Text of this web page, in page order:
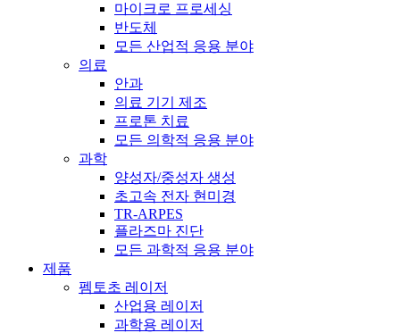
마이크로 프로세싱
반도체
모든 산업적 응용 분야
의료
안과
의료 기기 제조
프로톤 치료
모든 의학적 응용 분야
과학
양성자/중성자 생성
초고속 전자 현미경
TR-ARPES
플라즈마 진단
모든 과학적 응용 분야
제품
펨토초 레이저
산업용 레이저
과학용 레이저